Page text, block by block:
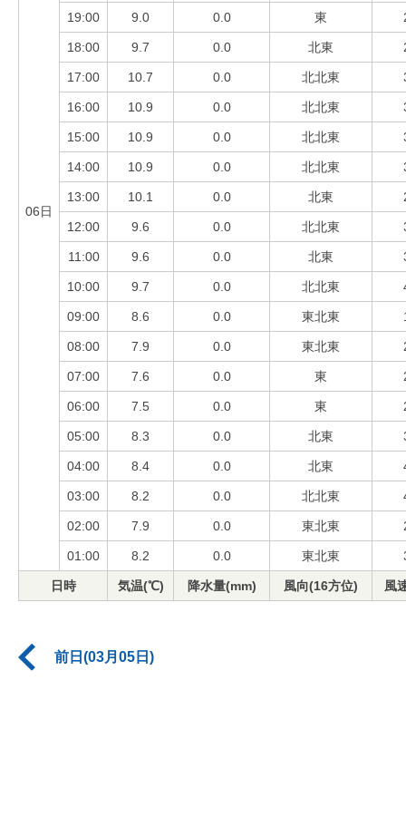
06日
19:00 9.0 0.0 東
18:00 9.7 0.0 北東
17:00 10.7 0.0 北北東
16:00 10.9 0.0 北北東
15:00 10.9 0.0 北北東
14:00 10.9 0.0 北北東
13:00 10.1 0.0 北東
12:00 9.6 0.0 北北東
11:00 9.6 0.0 北東
10:00 9.7 0.0 北北東
09:00 8.6 0.0 東北東
08:00 7.9 0.0 東北東
07:00 7.6 0.0 東
06:00 7.5 0.0 東
05:00 8.3 0.0 北東
04:00 8.4 0.0 北東
03:00 8.2 0.0 北北東
02:00 7.9 0.0 東北東
01:00 8.2 0.0 東北東
日時 気温(℃) 降水量(mm) 風向(16方位) 風
前日(03月05日)